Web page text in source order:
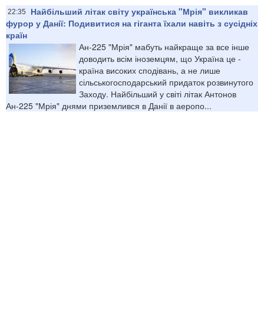
22:35
Найбільший літак світу українська "Мрія" викликав
фурор у Данії: Подивитися на гіганта їхали навіть з сусідніх
країн
Ан-225 "Мрія" мабуть найкраще за все інше
доводить всім іноземцям, що Україна це -
країна високих сподівань, а не лише
сільськогосподарський придаток розвинутого
Заходу. Найбільший у світі літак Антонов
Ан-225 "Мрія" днями приземлився в Данії в аеропо...